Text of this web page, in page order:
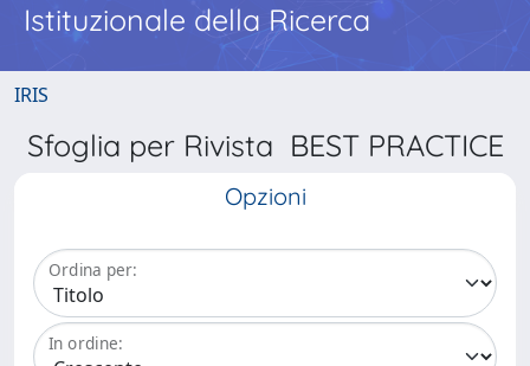
Istituzionale della Ricerca
IRIS
Sfoglia per Rivista BEST PRACTICE
Opzioni
Ordina per:
In ordine: